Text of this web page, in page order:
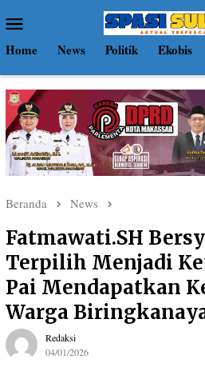
ke
kontenMobile
Home News Politik Ekobis
Beranda News
Fatmawati.SH
Terpilih Menjadi
Pai Mendapatkan
Warga
Redaksi
04/01/2026